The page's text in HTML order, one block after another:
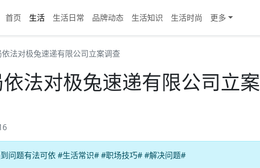
首页 生活 生活日常 品牌动态 生活知识 生活时尚 更多
法对极兔速递有限公司立案调查
法对极兔速递有限公司立案
问题有法可依 #生活常识# #职场技巧# #解决问题#